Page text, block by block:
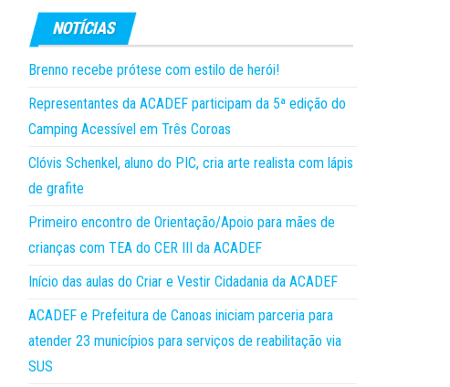
Brenno recebe prótese com estilo de herói!
Representantes da ACADEF participam da 5ª edição do
Camping Acessível em Três Coroas
Clóvis Schenkel, aluno do PIC, cria arte realista com lápis
de grafite
Primeiro encontro de Orientação/Apoio para mães de
crianças com TEA do CER III da ACADEF
Início das aulas do Criar e Vestir Cidadania da ACADEF
ACADEF e Prefeitura de Canoas iniciam parceria para
atender 23 municípios para serviços de reabilitação via
SUS